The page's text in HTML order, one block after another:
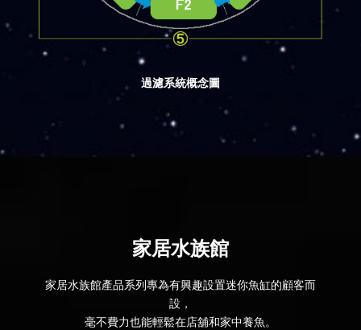
過濾系統概念圖
家居水族館
家居水族館產品系列專為有興趣設置迷你魚缸的顧客而
設，
毫不費力也能輕鬆在店舖和家中養魚。